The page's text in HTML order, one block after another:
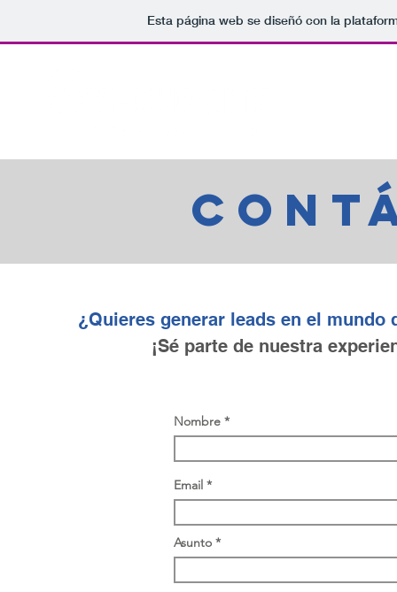
Esta página web se diseñó con la
¿Quieres generar leads en el
¡Sé parte de nuestra
Nombre
Email
Asunto